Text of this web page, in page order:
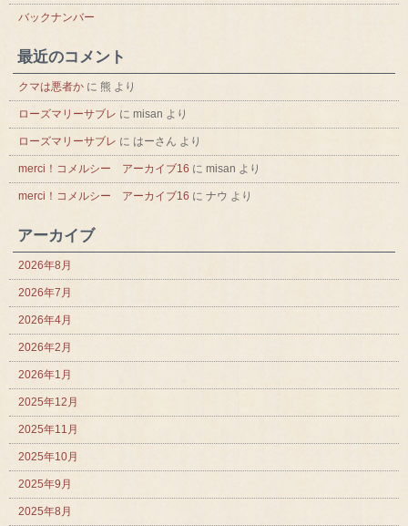
バックナンバー
最近のコメント
クマは悪者か に 熊 より
ローズマリーサブレ に misan より
ローズマリーサブレ に はーさん より
merci！コメルシー アーカイブ16 に misan より
merci！コメルシー アーカイブ16 に ナウ より
アーカイブ
2026年8月
2026年7月
2026年4月
2026年2月
2026年1月
2025年12月
2025年11月
2025年10月
2025年9月
2025年8月